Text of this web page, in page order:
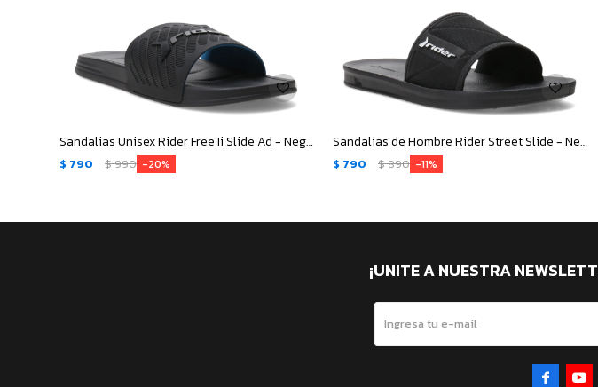
Sandalias Unisex Rider Free Ii Slide Ad - Negro
$ 790 $990 20
Sandalias de Hombre Rider Street Slide - Negro - Blanco
$ 790 $890 11
¡UNITE A NUESTRA
 